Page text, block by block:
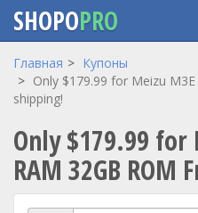
Перейти
основному
SHOPOPRO
Главная
Купоны
Only $179.99 for Meizu
shipping!
Only $179.99 for
RAM 32GB ROM